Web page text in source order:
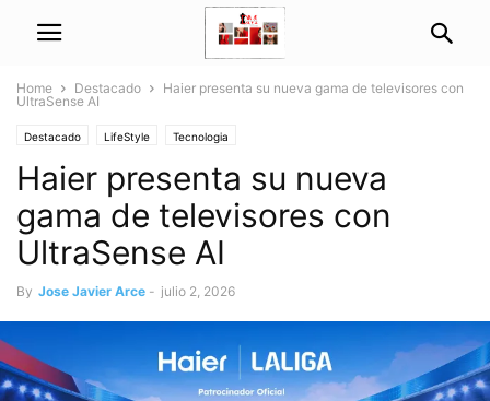
Home Destacado
Haier presenta su nueva gama de televisores con
UltraSense AI
Destacado LifeStyle Tecnologia
Haier presenta su nueva
gama de televisores con
UltraSense AI
By Jose Javier Arce - julio 2, 2026